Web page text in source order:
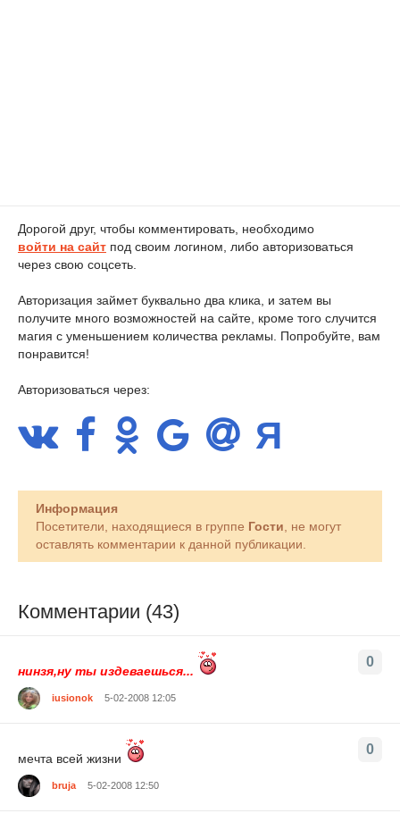
Дорогой друг, чтобы комментировать, необходимо
войти на сайт под своим логином, либо авторизоваться
через свою соцсеть.
Авторизация займет буквально два клика, и затем вы
получите много возможностей на сайте, кроме того случится
магия с уменьшением количества рекламы. Попробуйте, вам
понравится!
Авторизоваться через:
Информация
Посетители, находящиеся в группе Гости , не могут
оставлять комментарии к данной публикации.
Комментарии (43)
0
нинзя,ну ты издеваешься...
iusionok 5-02-2008 12:05
0
мечта всей жизни
bruja 5-02-2008 12:50